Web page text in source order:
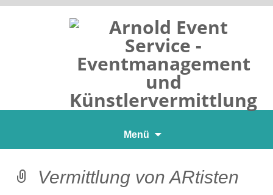
Menü
Vermittlung von ARtisten